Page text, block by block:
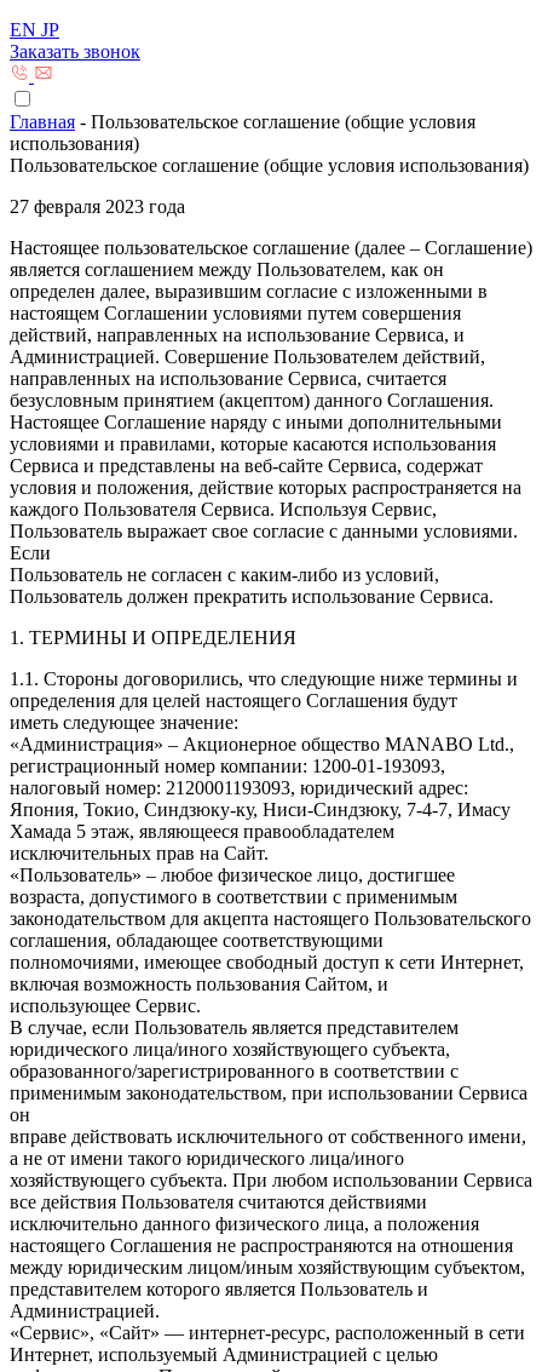
EN JP
Заказать звонок
Главная - Пользовательское соглашение (общие условия
использования)
Пользовательское соглашение (общие условия использования)
27 февраля 2023 года
Настоящее пользовательское соглашение (далее – Соглашение)
является соглашением между Пользователем, как он
определен далее, выразившим согласие с изложенными в
настоящем Соглашении условиями путем совершения
действий, направленных на использование Сервиса, и
Администрацией. Совершение Пользователем действий,
направленных на использование Сервиса, считается
безусловным принятием (акцептом) данного Соглашения.
Настоящее Соглашение наряду с иными дополнительными
условиями и правилами, которые касаются использования
Сервиса и представлены на веб-сайте Сервиса, содержат
условия и положения, действие которых распространяется на
каждого Пользователя Сервиса. Используя Сервис,
Пользователь выражает свое согласие с данными условиями.
Если
Пользователь не согласен с каким-либо из условий,
Пользователь должен прекратить использование Сервиса.
1. ТЕРМИНЫ И ОПРЕДЕЛЕНИЯ
1.1. Стороны договорились, что следующие ниже термины и
определения для целей настоящего Соглашения будут
иметь следующее значение:
«Администрация» – Акционерное общество MANABO Ltd.,
регистрационный номер компании: 1200-01-193093,
налоговый номер: 2120001193093, юридический адрес:
Япония, Токио, Синдзюку-ку, Ниси-Синдзюку, 7-4-7, Имасу
Хамада 5 этаж, являющееся правообладателем
исключительных прав на Сайт.
«Пользователь» – любое физическое лицо, достигшее
возраста, допустимого в соответствии с применимым
законодательством для акцепта настоящего Пользовательского
соглашения, обладающее соответствующими
полномочиями, имеющее свободный доступ к сети Интернет,
включая возможность пользования Сайтом, и
использующее Сервис.
В случае, если Пользователь является представителем
юридического лица/иного хозяйствующего субъекта,
образованного/зарегистрированного в соответствии с
применимым законодательством, при использовании Сервиса
он
вправе действовать исключительного от собственного имени,
а не от имени такого юридического лица/иного
хозяйствующего субъекта. При любом использовании Сервиса
все действия Пользователя считаются действиями
исключительно данного физического лица, а положения
настоящего Соглашения не распространяются на отношения
между юридическим лицом/иным хозяйствующим субъектом,
представителем которого является Пользователь и
Администрацией.
«Сервис», «Сайт» — интернет-ресурс, расположенный в сети
Интернет, используемый Администрацией с целью